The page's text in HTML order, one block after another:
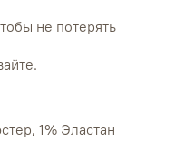
не потерять
1% Эластан